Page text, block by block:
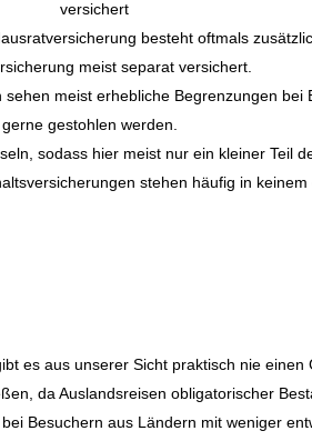
versichert
besteht oftmals
meist separat versichert.
meist erhebliche Begrenzungen bei
gestohlen werden.
sodass hier meist nur ein kleiner Teil
stehen häufig in
es aus unserer Sicht praktisch nie einen
da Auslandsreisen obligatorischer
Besuchern aus Ländern mit weniger